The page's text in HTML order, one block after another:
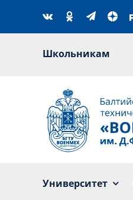
content
Школьникам
Университет